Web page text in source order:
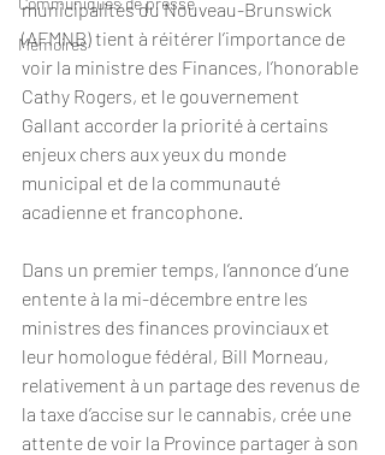
Mémoires
municipalités du Nouveau-Brunswick
(AFMNB) tient à réitérer l’importance de
voir la ministre des Finances, l’honorable
Cathy Rogers, et le gouvernement
Gallant accorder la priorité à certains
enjeux chers aux yeux du monde
municipal et de la communauté
acadienne et francophone.
Dans un premier temps, l’annonce d’une
entente à la mi-décembre entre les
ministres des finances provinciaux et
leur homologue fédéral, Bill Morneau,
relativement à un partage des revenus de
la taxe d’accise sur le cannabis, crée une
attente de voir la Province partager à son